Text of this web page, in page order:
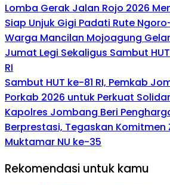
Lomba Gerak Jalan Rojo 2026
Siap Unjuk Gigi Padati Rute
Warga Mancilan Mojoagung
Jumat Legi Sekaligus Sambut
RI
Sambut HUT ke-81 RI, Pemkab
Porkab 2026 untuk Perkuat
Kapolres Jombang Beri
Berprestasi, Tegaskan Komitmen
Muktamar NU ke-35
Rekomendasi untuk kamu